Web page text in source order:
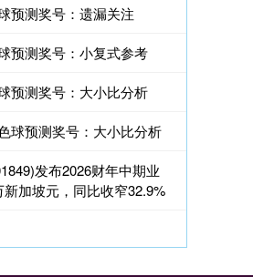
预测奖号：遗漏关注
预测奖号：小复式参考
预测奖号：大小比分析
球预测奖号：大小比分析
发布2026财年中期业
加坡元，同比收窄32.9%